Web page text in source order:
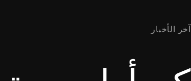
آخر الأخبار